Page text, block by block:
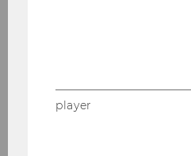
player